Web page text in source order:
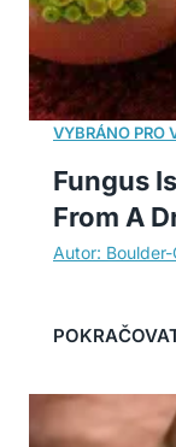
Fungus
From A